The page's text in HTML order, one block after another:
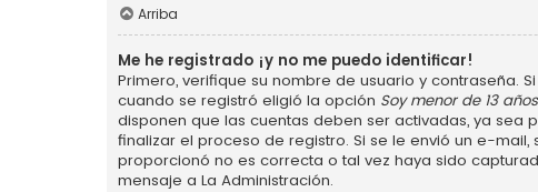
Arriba
Me he registrado ¡y no me puedo identificar!
Primero, verifique su nombre de usuario y contraseña.
cuando se registró eligió la opción Soy menor de 13 años
disponen que las cuentas deben ser activadas, ya sea
finalizar el proceso de registro. Si se le envió un e-
proporcionó no es correcta o tal vez haya sido
mensaje a La Administración.